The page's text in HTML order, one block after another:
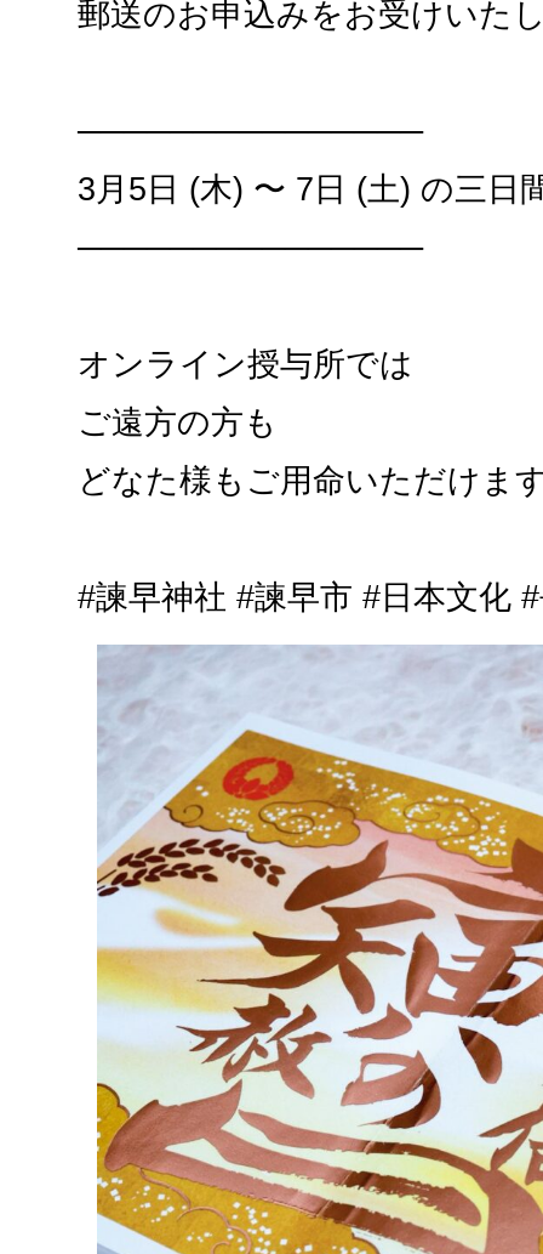
郵送のお申込みをお受けいた
───────────────
3月5日 (木) 〜 7日 (土) の三日
───────────────
オンライン授与所では
ご遠方の方も
どなた様もご用命いただけま
#諫早神社 #諫早市 #日本文化